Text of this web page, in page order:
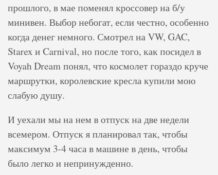
прошлого, в мае поменял кроссовер на б/у
минивен. Выбор небогат, если честно, особенно
когда денег немного. Смотрел на VW, GAC,
Starex и Carnival, но после того, как посидел в
Voyah Dream понял, что космолет гораздо круче
маршрутки, королевские кресла купили мою
слабую душу.
И уехали мы на нем в отпуск на две недели
всемером. Отпуск я планировал так, чтобы
максимум 3-4 часа в машине в день, чтобы
было легко и непринужденно.